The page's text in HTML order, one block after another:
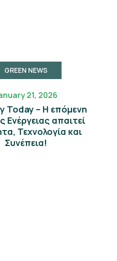
GREEN NEWS
21, 2026
Today – Η επόμενη
Eνέργειας απαιτεί
Τεχνολογία και
Συνέπεια!